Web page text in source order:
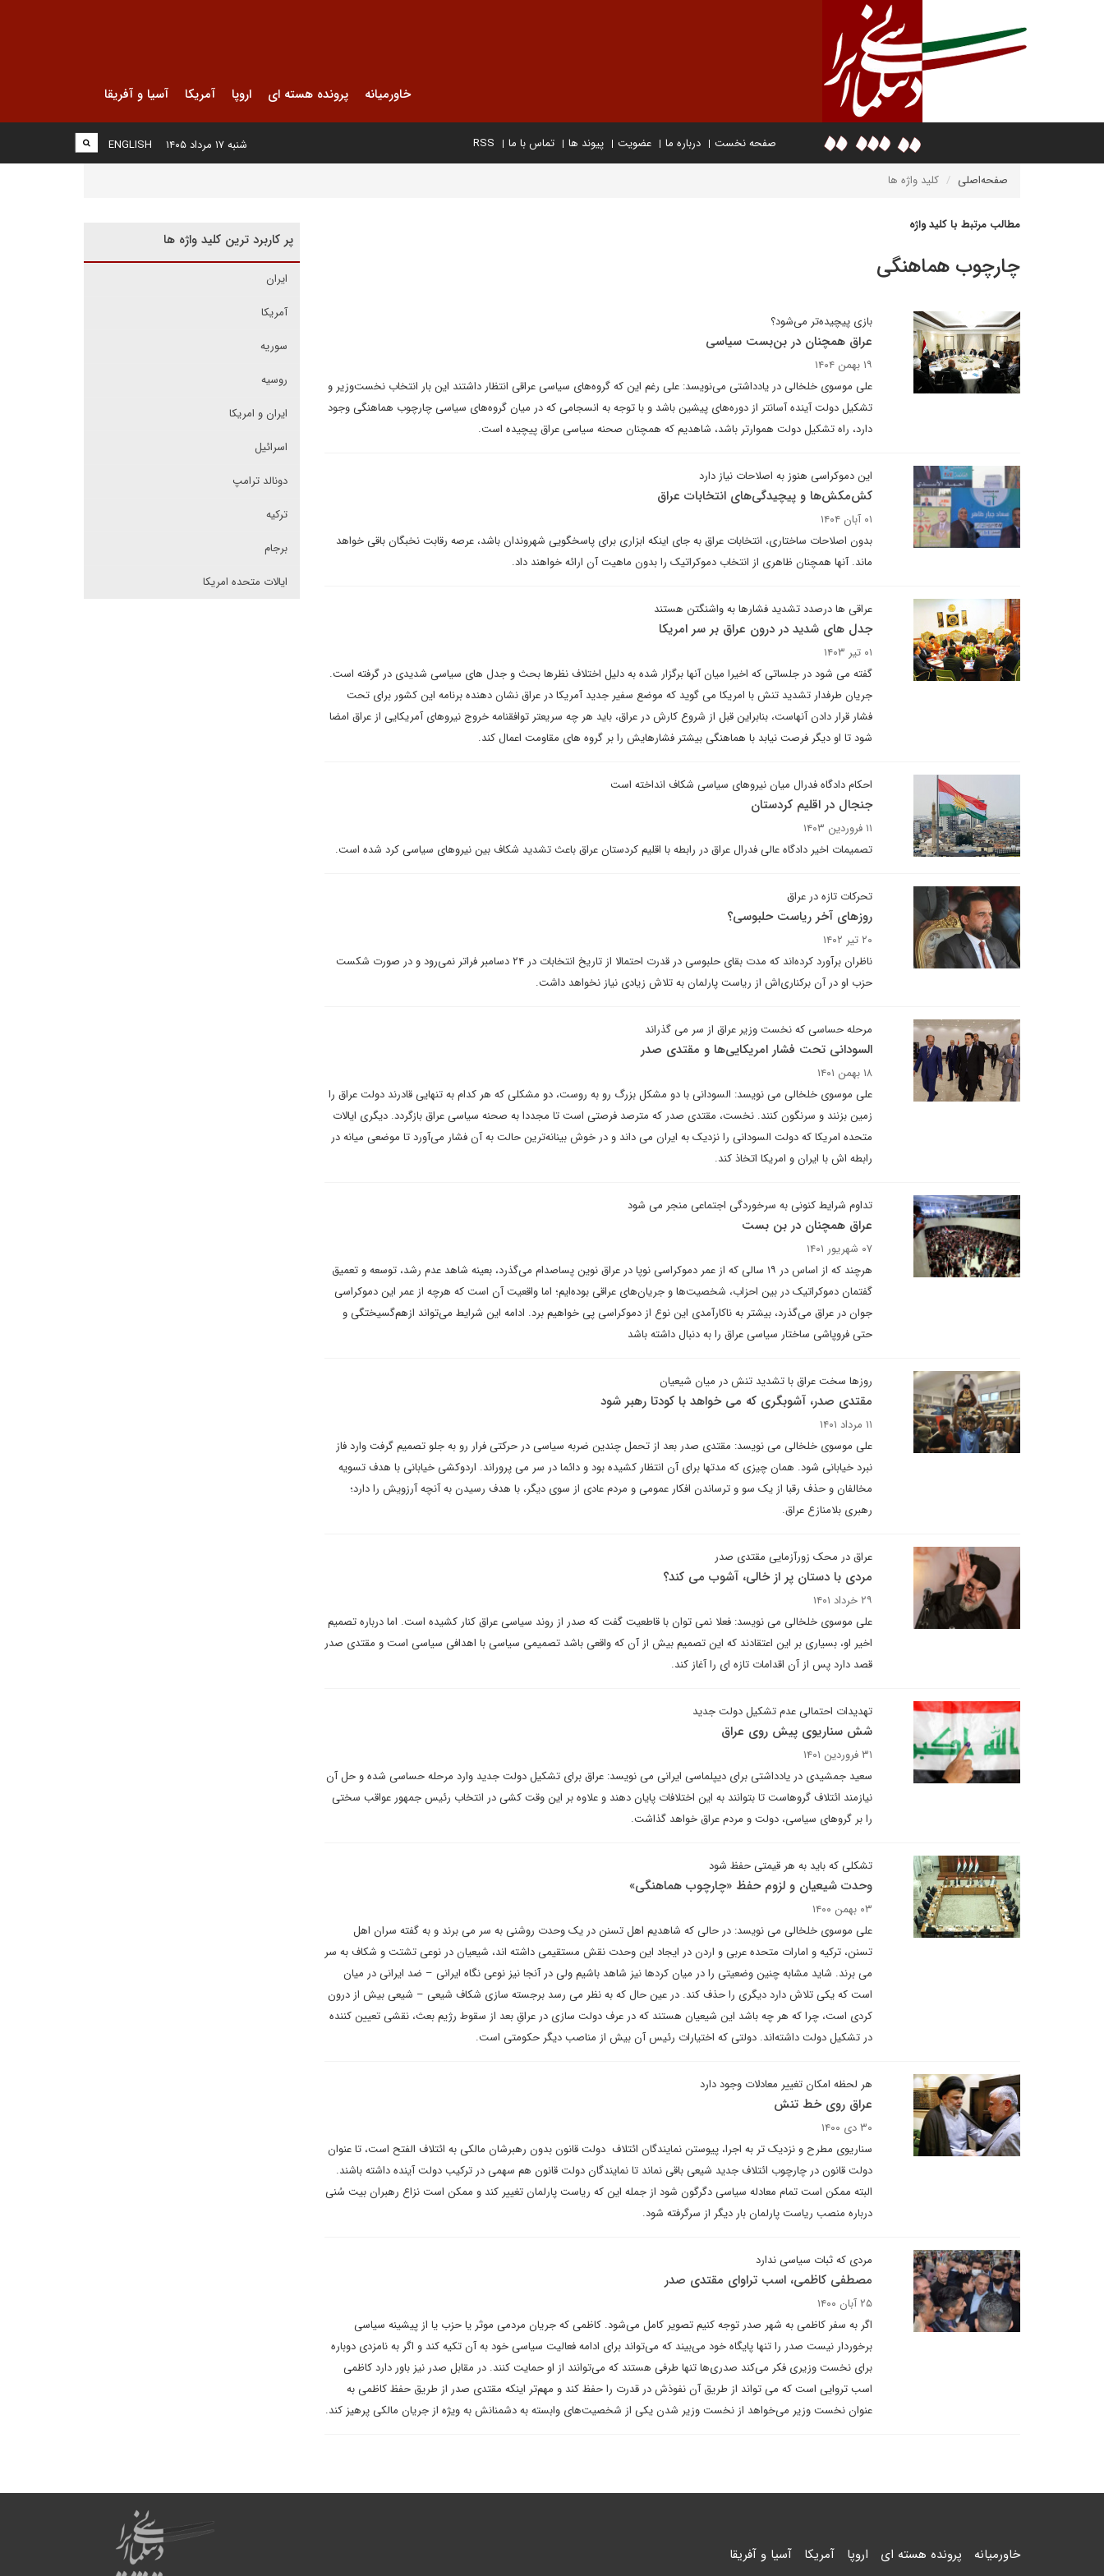
خاورمیانه پرونده هسته ای اروپا آمریکا آسیا و آفریقا
صفحه نخست درباره ما عضویت پیوند ها تماس با ما RSS
ENGLISH شنبه ۱۷ مرداد ۱۴۰۵
صفحه‌اصلی کلید واژه ها
مطالب مرتبط با کلید واژه
چارچوب هماهنگی
بازی پیچیده‌تر می‌شود؟
عراق همچنان در بن‌بست سیاسی
۱۹ بهمن ۱۴۰۴
علی موسوی خلخالی در یادداشتی می‌نویسد: علی رغم این که گروه‌های سیاسی عراقی انتظار داشتند این بار انتخاب نخست‌وزیر و
تشکیل دولت آینده آسانتر از دوره‌های پیشین باشد و با توجه به انسجامی که در میان گروه‌های سیاسی چارچوب هماهنگی وجود
دارد، راه تشکیل دولت هموارتر باشد، شاهدیم که همچنان صحنه سیاسی عراق پیچیده است.
این دموکراسی هنوز به اصلاحات نیاز دارد
کش‌مکش‌ها و پیچیدگی‌های انتخابات عراق
۰۱ آبان ۱۴۰۴
بدون اصلاحات ساختاری، انتخابات عراق به جای اینکه ابزاری برای پاسخگویی شهروندان باشد، عرصه رقابت نخبگان باقی خواهد
ماند. آنها همچنان ظاهری از انتخاب دموکراتیک را بدون ماهیت آن ارائه خواهند داد.
عراقی ها درصدد تشدید فشارها به واشنگتن هستند
جدل های شدید در درون عراق بر سر امریکا
۰۱ تیر ۱۴۰۳
گفته می شود در جلساتی که اخیرا میان آنها برگزار شده به دلیل اختلاف نظرها بحث و جدل های سیاسی شدیدی در گرفته است.
جریان طرفدار تشدید تنش با امریکا می گوید که موضع سفیر جدید آمریکا در عراق نشان دهنده برنامه این کشور برای تحت
فشار قرار دادن آنهاست، بنابراین قبل از شروع کارش در عراق، باید هر چه سریعتر توافقنامه خروج نیروهای آمریکایی از عراق امضا
شود تا او دیگر فرصت نیابد با هماهنگی بیشتر فشارهایش را بر گروه های مقاومت اعمال کند.
احکام دادگاه فدرال میان نیروهای سیاسی شکاف انداخته است
جنجال در اقلیم کردستان
۱۱ فروردین ۱۴۰۳
تصمیمات اخیر دادگاه عالی فدرال عراق در رابطه با اقلیم کردستان عراق باعث تشدید شکاف بین نیروهای سیاسی کرد شده است.
تحرکات تازه در عراق
روزهای آخر ریاست حلبوسی؟
۲۰ تیر ۱۴۰۲
ناظران برآورد کرده‌اند که مدت بقای حلبوسی در قدرت احتمالا از تاریخ انتخابات در ۲۴ دسامبر فراتر نمی‌رود و در صورت شکست
حزب او در آن برکناری‌اش از ریاست پارلمان به تلاش زیادی نیاز نخواهد داشت.
مرحله حساسی که نخست وزیر عراق از سر می گذراند
السودانی تحت فشار امریکایی‌ها و مقتدی صدر
۱۸ بهمن ۱۴۰۱
علی موسوی خلخالی می نویسد: السودانی با دو مشکل بزرگ رو به روست، دو مشکلی که هر کدام به تنهایی قادرند دولت عراق را
زمین بزنند و سرنگون کنند. نخست، مقتدی صدر که مترصد فرصتی است تا مجددا به صحنه سیاسی عراق بازگردد. دیگری ایالات
متحده امریکا که دولت السودانی را نزدیک به ایران می داند و در خوش بینانه‌ترین حالت به آن فشار می‌آورد تا موضعی میانه در
رابطه اش با ایران و امریکا اتخاذ کند.
تداوم شرایط کنونی به سرخوردگی اجتماعی منجر می شود
عراق همچنان در بن بست
۰۷ شهریور ۱۴۰۱
هرچند که از اساس در ۱۹ سالی که از عمر دموکراسی نوپا در عراق نوین پساصدام می‌گذرد، بعینه شاهد عدم رشد، توسعه و تعمیق
گفتمان دموکراتیک در بین احزاب، شخصیت‌ها و جریان‌های عراقی بوده‌ایم؛ اما واقعیت آن است که هرچه از عمر این دموکراسی
جوان در عراق می‌گذرد، بیشتر به ناکارآمدی این نوع از دموکراسی پی خواهیم برد. ادامه این شرایط می‌تواند ازهم‌گسیختگی و
حتی فروپاشی ساختار سیاسی عراق را به دنبال داشته باشد
روزها سخت عراق با تشدید تنش در میان شیعیان
مقتدی صدر، آشوبگری که می خواهد با کودتا رهبر شود
۱۱ مرداد ۱۴۰۱
علی موسوی خلخالی می نویسد: مقتدی صدر بعد از تحمل چندین ضربه سیاسی در حرکتی فرار رو به جلو تصمیم گرفت وارد فاز
نبرد خیابانی شود. همان چیزی که مدتها برای آن انتظار کشیده بود و دائما در سر می پروراند. اردوکشی خیابانی با هدف تسویه
مخالفان و حذف رقبا از یک سو و ترساندن افکار عمومی و مردم عادی از سوی دیگر، با هدف رسیدن به آنچه آرزویش را دارد؛
رهبری بلامنازع عراق.
عراق در محک زورآزمایی مقتدی صدر
مردی با دستان پر از خالی، آشوب می کند؟
۲۹ خرداد ۱۴۰۱
علی موسوی خلخالی می نویسد: فعلا نمی توان با قاطعیت گفت که صدر از روند سیاسی عراق کنار کشیده است. اما درباره تصمیم
اخیر او، بسیاری بر این اعتقادند که این تصمیم بیش از آن که واقعی باشد تصمیمی سیاسی با اهدافی سیاسی است و مقتدی صدر
قصد دارد پس از آن اقدامات تازه ای را آغاز کند.
تهدیدات احتمالی عدم تشکیل دولت جدید
شش سناریوی پیش روی عراق
۳۱ فروردین ۱۴۰۱
سعید جمشیدی در یادداشتی برای دیپلماسی ایرانی می نویسد: عراق برای تشکیل دولت جدید وارد مرحله حساسی شده و حل آن
نیازمند ائتلاف گروهاست تا بتوانند به این اختلافات پایان دهند و علاوه بر این وقت کشی در انتخاب رئیس جمهور عواقب سختی
را بر گروهای سیاسی، دولت و مردم عراق خواهد گذاشت.
تشکلی که باید به هر قیمتی حفظ شود
وحدت شیعیان و لزوم حفظ «چارچوب هماهنگی»
۰۳ بهمن ۱۴۰۰
علی موسوی خلخالی می نویسد: در حالی که شاهدیم اهل تسنن در یک وحدت روشنی به سر می برند و به گفته سران اهل
تسنن، ترکیه و امارات متحده عربی و اردن در ایجاد این وحدت نقش مستقیمی داشته اند، شیعیان در نوعی تشتت و شکاف به سر
می برند. شاید مشابه چنین وضعیتی را در میان کردها نیز شاهد باشیم ولی در آنجا نیز نوعی نگاه ایرانی – ضد ایرانی در میان
است که یکی تلاش دارد دیگری را حذف کند. در عین حال که به نظر می رسد برجسته سازی شکاف شیعی – شیعی بیش از درون
کردی است، چرا که هر چه باشد این شیعیان هستند که در عرف دولت سازی در عراقِ بعد از سقوط رژیم بعث، نقشی تعیین کننده
در تشکیل دولت داشته‌اند. دولتی که اختیارات رئیس آن بیش از مناصب دیگر حکومتی است.
هر لحظه امکان تغییر معادلات وجود دارد
عراق روی خط تنش
۳۰ دی ۱۴۰۰
سناریوی مطرح و نزدیک تر به اجرا، پیوستن نمایندگان ائتلاف دولت قانون بدون رهبرشان مالکی به ائتلاف الفتح است، تا عنوان
دولت قانون در چارچوب ائتلاف جدید شیعی باقی نماند تا نمایندگان دولت قانون هم سهمی در ترکیب دولت آینده داشته باشند.
البته ممکن است تمام معادله سیاسی دگرگون شود از جمله این که ریاست پارلمان تغییر کند و ممکن است نزاع رهبران بیت سُنی
درباره منصب ریاست پارلمان بار دیگر از سرگرفته شود.
مردی که ثبات سیاسی ندارد
مصطفی کاظمی، اسب تراوای مقتدی صدر
۲۵ آبان ۱۴۰۰
اگر به سفر کاظمی به شهر صدر توجه کنیم تصویر کامل می‌شود. کاظمی که جریان مردمی موثر یا حزب یا از پیشینه‌ سیاسی
برخوردار نیست صدر را تنها پایگاه خود می‌بیند که می‌تواند برای ادامه فعالیت سیاسی خود به آن تکیه کند و اگر به نامزدی دوباره
برای نخست وزیری فکر می‌کند صدری‌ها تنها طرفی هستند که می‌توانند از او حمایت کنند. در مقابل صدر نیز باور دارد کاظمی
اسب تروایی است که می تواند از طریق آن نفوذش در قدرت را حفظ کند و مهم‌تر اینکه مقتدی صدر از طریق حفظ کاظمی به
عنوان نخست وزیر می‌خواهد از نخست وزیر شدن یکی از شخصیت‌های وابسته به دشمنانش به ویژه از جریان مالکی پرهیز کند.
پر کاربرد ترین کلید واژه ها
ایران
آمریکا
سوریه
روسیه
ایران و امریکا
اسرائیل
دونالد ترامپ
ترکیه
برجام
ایالات متحده امریکا
خاورمیانه پرونده هسته ای اروپا آمریکا آسیا و آفریقا